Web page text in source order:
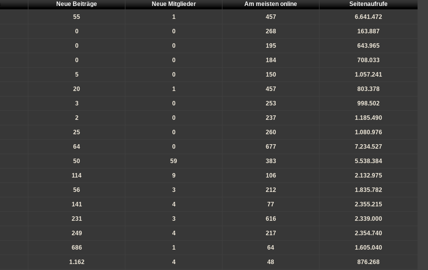
Neue Beiträge Neue Mitglieder Am meisten online Seitenaufrufe
55 1 457 6.641.472
0 0 268 163.887
0 0 195 643.965
0 0 184 708.033
5 0 150 1.057.241
20 1 457 803.378
3 0 253 998.502
2 0 237 1.185.490
25 0 260 1.080.976
64 0 677 7.234.527
50 59 383 5.538.384
114 9 106 2.132.975
56 3 212 1.835.782
141 4 77 2.355.215
231 3 616 2.339.000
249 4 217 2.354.740
686 1 64 1.605.040
1.162 4 48 876.268